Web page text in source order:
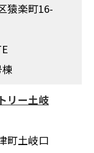
猿楽町16-
リー土岐
町土岐口